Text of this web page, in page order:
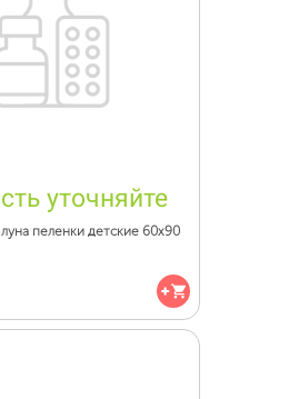
уточняйте
пеленки детские 60х90